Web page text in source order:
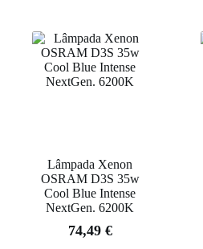
Lâmpada Xenon
OSRAM D3S 35w
Cool Blue Intense
NextGen. 6200K
74,49 €